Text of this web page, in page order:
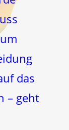
das
– geht